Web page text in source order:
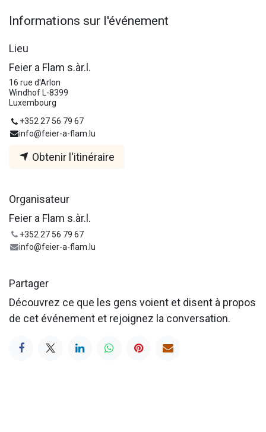
Informations sur l'événement
Lieu
Feier a Flam s.àr.l.
16 rue d'Arlon
Windhof L-8399
Luxembourg
+352 27 56 79 67
info@feier-a-flam.lu
Obtenir l'itinéraire
Organisateur
Feier a Flam s.àr.l.
+352 27 56 79 67
info@feier-a-flam.lu
Partager
Découvrez ce que les gens voient et disent à propos
de cet événement et rejoignez la conversation.